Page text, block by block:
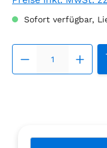
Sofort verfügbar,